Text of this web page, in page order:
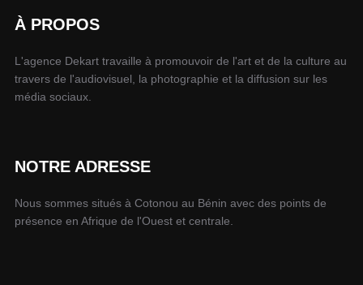
À PROPOS
L'agence Dekart travaille à promouvoir de l'art et de la culture au
travers de l'audiovisuel, la photographie et la diffusion sur les
média sociaux.
NOTRE ADRESSE
Nous sommes situés à Cotonou au Bénin avec des points de
présence en Afrique de l'Ouest et centrale.